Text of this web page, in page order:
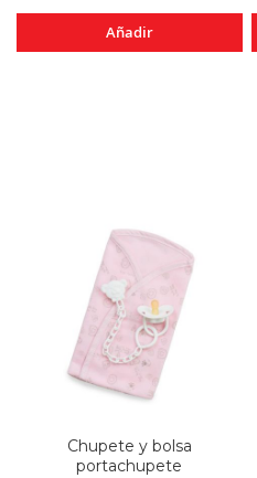
Añadir
Chupete y bolsa
portachupete